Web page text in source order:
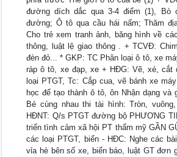
đường dích dắc qua 3-4 điểm (1), Bò
đường; Ô tô qua cầu hái nấm; Thăm
Cho trẻ xem tranh ảnh, băng hình về
thông, luật lệ giao thông . + TCVĐ:
đèn đỏ... * GKP: TC Phân loại ô tô, xe
ráp ô tô, xe đạp, xe + HĐG: Vẽ, xé, cắt
loại PTGT, Tc: Cắp cua, vẽ bánh xe
học để tạo thành ô tô, ôn Nhận dạng và
Bé cùng nhau thi tài hình: Tròn,
HĐNT: Q/s PTGT đường bộ PHƯƠNG
triển tình cảm xã hội PT thẩm mỹ GẦN
các loại PTGT, biển - HĐC: Nghe các
vỉa hè bên số xe, biển báo, luật GT đơn